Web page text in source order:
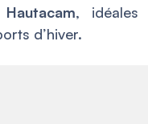
, idéales
d’hiver.